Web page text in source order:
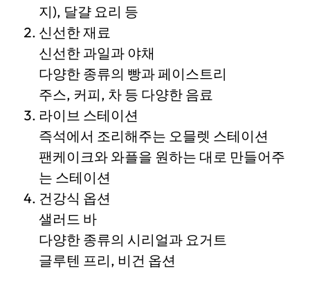
지), 달걀 요리 등
신선한 재료
신선한 과일과 야채
다양한 종류의 빵과 페이스트리
주스, 커피, 차 등 다양한 음료
라이브 스테이션
즉석에서 조리해주는 오믈렛 스테이션
팬케이크와 와플을 원하는 대로 만들어주
는 스테이션
건강식 옵션
샐러드 바
다양한 종류의 시리얼과 요거트
글루텐 프리, 비건 옵션